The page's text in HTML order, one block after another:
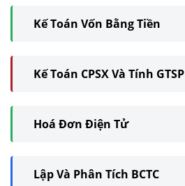
Kế Toán Vốn Bằng Tiền
Kế Toán CPSX Và Tính GTSP
Hoá Đơn Điện Tử
Lập Và Phân Tích BCTC